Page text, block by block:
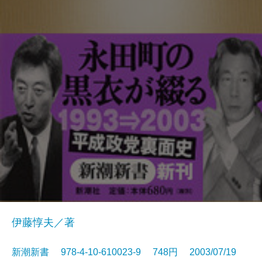
伊藤惇夫／著
新潮新書 978-4-10-610023-9 748円 2003/07/19